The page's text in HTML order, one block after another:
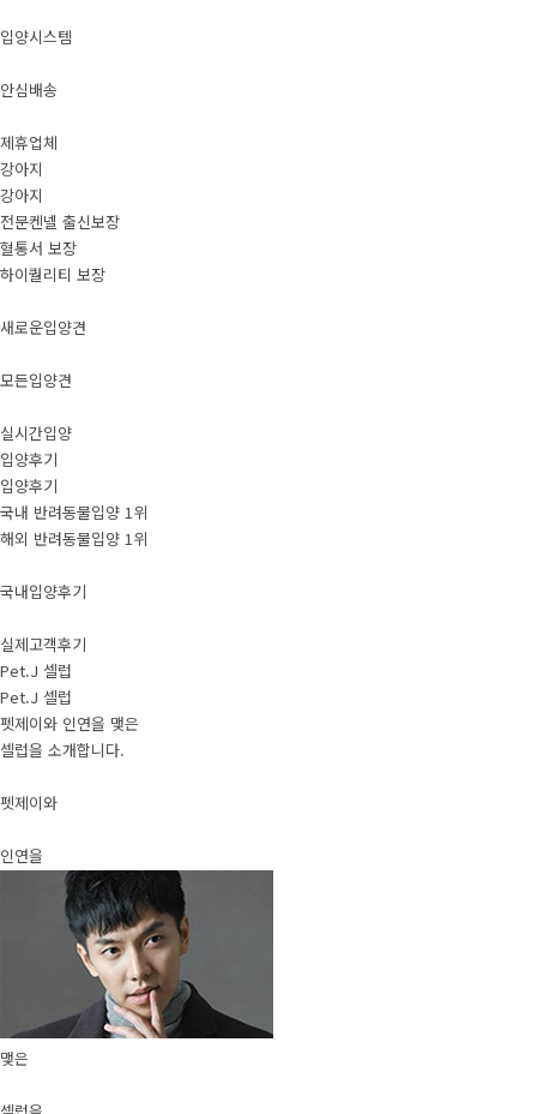
입양시스템
안심배송
제휴업체
강아지
강아지
전문켄넬 출신보장
혈통서 보장
하이퀄리티 보장
새로운입양견
모든입양견
실시간입양
입양후기
입양후기
국내 반려동물입양 1위
해외 반려동물입양 1위
국내입양후기
실제고객후기
Pet.J 셀럽
Pet.J 셀럽
펫제이와 인연을 맺은
셀럽을 소개합니다.
펫제이와
인연을
맺은